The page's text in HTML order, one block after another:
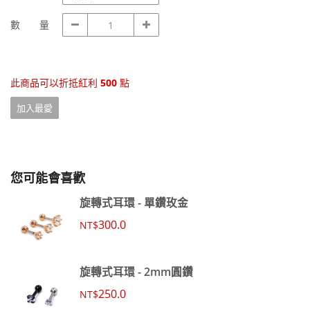
規
數 量
數
量
此商品可以折抵紅利 500 點
加入最愛
您可能會喜歡
旋轉式耳環 - 單鑽玫金
NT$300.0
旋轉式耳環 - 2mm圓鑽
NT$250.0